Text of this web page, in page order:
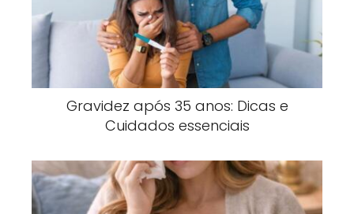
Gravidez após 35 anos: Dicas e
Cuidados essenciais